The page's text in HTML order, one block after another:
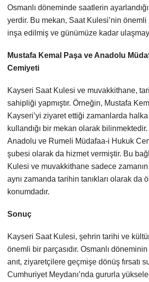
Osmanlı döneminde saatlerin
yerdir. Bu mekan, Saat Kulesi’nin önemli
inşa edilmiş ve günümüze kadar
Mustafa Kemal Paşa ve Anadolu
Cemiyeti
Kayseri Saat Kulesi ve muvakkithane,
sahipliği yapmıştır. Örneğin, Mustafa
Kayseri’yi ziyaret ettiği zamanlarda
kullandığı bir mekan olarak
Anadolu ve Rumeli Müdafaa-i Hukuk
şubesi olarak da hizmet vermiştir. Bu
Kulesi ve muvakkithane sadece
aynı zamanda tarihin tanıkları olarak da
konumdadır.
Sonuç
Kayseri Saat Kulesi, şehrin tarihi ve
önemli bir parçasıdır. Osmanlı
anıt, ziyaretçilere geçmişe dönüş fırsatı
Cumhuriyet Meydanı’nda gururla